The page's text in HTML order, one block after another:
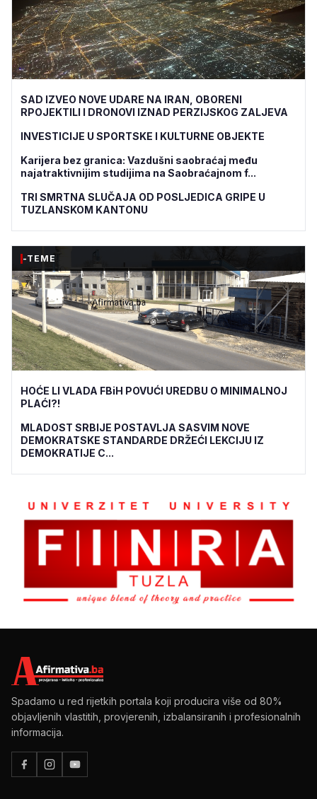
SAD IZVEO NOVE UDARE NA IRAN, OBORENI
RPOJEKTILI I DRONOVI IZNAD PERZIJSKOG ZALJEVA
INVESTICIJE U SPORTSKE I KULTURNE OBJEKTE
Karijera bez granica: Vazdušni saobraćaj među
najatraktivnijim studijima na Saobraćajnom f...
TRI SMRTNA SLUČAJA OD POSLJEDICA GRIPE U
TUZLANSKOM KANTONU
-TEME
HOĆE LI VLADA FBiH POVUĆI UREDBU O MINIMALNOJ
PLAĆI?!
MLADOST SRBIJE POSTAVLJA SASVIM NOVE
DEMOKRATSKE STANDARDE DRŽEĆI LEKCIJU IZ
DEMOKRATIJE C...
Spadamo u red rijetkih portala koji producira više od 80%
objavljenih vlastitih, provjerenih, izbalansiranih i profesionalnih
informacija.